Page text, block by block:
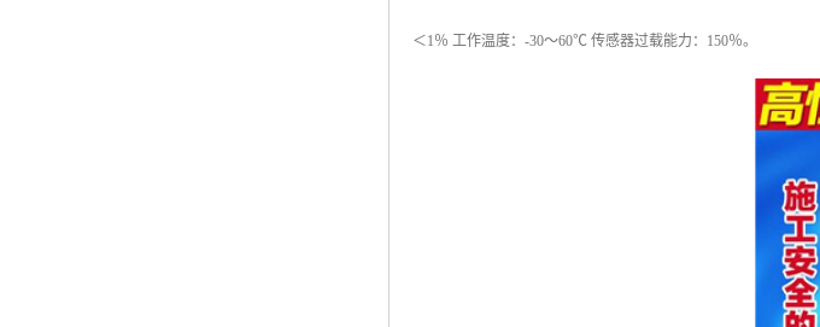
＜1％ 工作温度：-30～60℃ 传感器过载能力：150％。